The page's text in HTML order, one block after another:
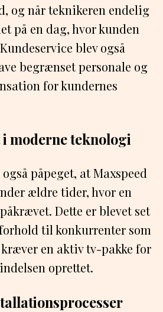
og når teknikeren endelig
på en dag, hvor kunden
blev også
begrænset personale og
for kundernes
moderne teknologi
påpeget, at Maxspeed
ældre tider, hvor en
Dette er blevet set
til konkurrenter som
kræver en aktiv tv-pakke for
oprettet.